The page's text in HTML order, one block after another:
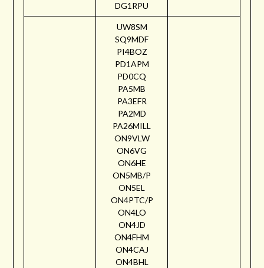
DG1RPU
UW8SM
SQ9MDF
PI4BOZ
PD1APM
PD0CQ
PA5MB
PA3EFR
PA2MD
PA26MILL
ON9VLW
ON6VG
ON6HE
ON5MB/P
ON5EL
ON4PTC/P
ON4LO
ON4JD
ON4FHM
ON4CAJ
ON4BHL